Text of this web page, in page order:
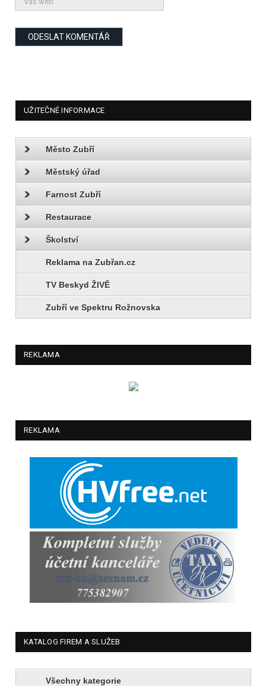
UŽITEČNÉ INFORMACE
Město Zubří
Městský úřad
Farnost Zubří
Restaurace
Školství
Reklama na Zubřan.cz
TV Beskyd ŽIVĚ
Zubří ve Spektru Rožnovska
REKLAMA
REKLAMA
KATALOG FIREM A SLUŽEB
Všechny kategorie